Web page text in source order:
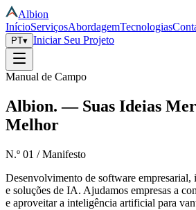
Albion
InícioServiçosAbordagemTecnologias
PT▾ Iniciar Seu Projeto
Manual de Campo
Albion. — Suas Ideias
Melhor
N.º 01 / Manifesto
Desenvolvimento de software empresarial,
e soluções de IA. Ajudamos empresas a
e aproveitar a inteligência artificial para